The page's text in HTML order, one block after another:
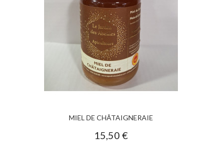
MIEL DE CHÂTAIGNERAIE
15,50 €